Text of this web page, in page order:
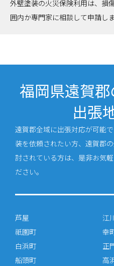
外壁塗装の火災保険利用は、損
囲内か専門家に相談して申請しま
福岡県遠賀
出張
遠賀郡全域に出張対応が可能
装を依頼されたい方、遠賀郡
討されている方は、是非お気
ださい。
芦屋
江
祇園町
幸
白浜町
正
船頭町
高